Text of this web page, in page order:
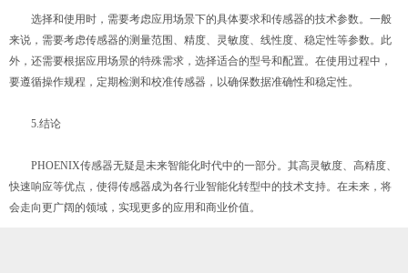
选择和使用时，需要考虑应用场景下的具体要求和传感器的技术参数。一般
来说，需要考虑传感器的测量范围、精度、灵敏度、线性度、稳定性等参数。此
外，还需要根据应用场景的特殊需求，选择适合的型号和配置。在使用过程中，
要遵循操作规程，定期检测和校准传感器，以确保数据准确性和稳定性。
5.结论
PHOENIX传感器无疑是未来智能化时代中的一部分。其高灵敏度、高精度、
快速响应等优点，使得传感器成为各行业智能化转型中的技术支持。在未来，将
会走向更广阔的领域，实现更多的应用和商业价值。